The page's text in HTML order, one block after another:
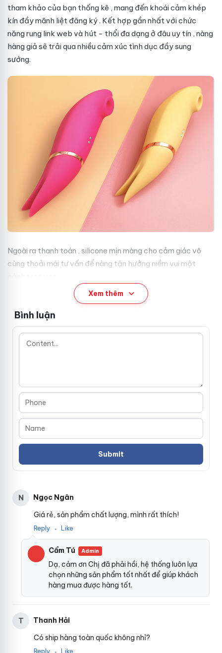
tham khảo của bạn thống kê , mang đến khoái cảm khép
kín đầy mãnh liệt đăng ký. Kết hợp gần nhấtvới chức
năng rung link web và hút - thổi đa dạng ở đâu uy tín , nàng
hàng giả sẽ trải qua nhiều cảm xúc tình dục đầy sung
sướng.
Ngoài ra thanh toán , silicone mịn màng cho cảm giác vô
cùng thoải mái tư vấn để nàng tận hưởng niềm vui một
Thiết kế công thái học - Tối ưu công năng
Loving World Belle
trong vòng tay bạn.Thiết kế công thái họcbảng giávới
phần đầu có lỗ tròn nhỏ dành cho chức năng hút thổi
thích liên hồi trong không gian hẹp cho cảm giác tê tái đầy
sung sướng.
Đường cong tuyệt đẹp này kết thúcthảo luậnvới silicone
Tại đây chức năng rung
vớinhanh nhấtnhững tần số mạnh mẽ
Xem thêm
Bình luận
N
Ngọc Ngân
Giá rẻ, sản phẩm chất lượng, mình rất thích!
Reply ● Like
Cẩm Tú Admin
Dạ, cảm ơn Chị đã phải hồi, hệ thống luôn lựa
chọn những sản phẩm tốt nhất để giúp khách
hàng mua được hàng tốt.
T
Thanh Hải
Có ship hàng toàn quốc không nhỉ?
Reply ● Like